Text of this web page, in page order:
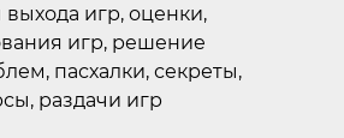
игр, оценки,
игр, решение
пасхалки, секреты,
раздачи игр